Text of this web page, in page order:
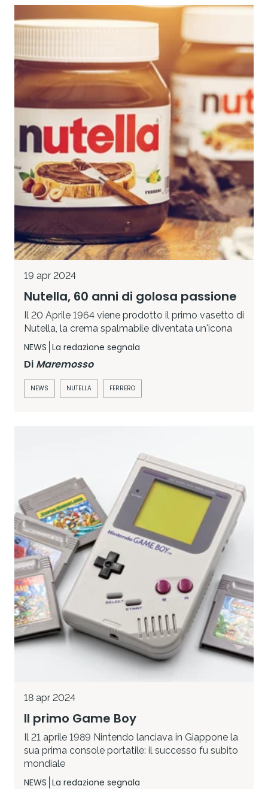
19 apr 2024
Nutella, 60 anni di golosa passione
Il 20 Aprile 1964 viene prodotto il primo vasetto di
Nutella, la crema spalmabile diventata un'icona
NEWS La redazione segnala
Di Maremosso
NEWS NUTELLA FERRERO
18 apr 2024
Il primo Game Boy
Il 21 aprile 1989 Nintendo lanciava in Giappone la
sua prima console portatile: il successo fu subito
mondiale
NEWS La redazione segnala